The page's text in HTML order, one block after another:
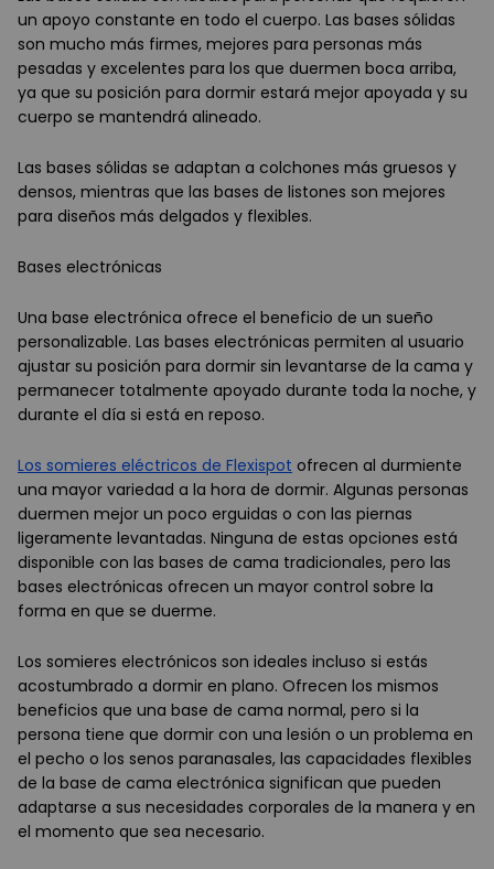
un apoyo constante en todo el cuerpo. Las bases sólidas
son mucho más firmes, mejores para personas más
pesadas y excelentes para los que duermen boca arriba,
ya que su posición para dormir estará mejor apoyada y su
cuerpo se mantendrá alineado.
Las bases sólidas se adaptan a colchones más gruesos y
densos, mientras que las bases de listones son mejores
para diseños más delgados y flexibles.
Bases electrónicas
Una base electrónica ofrece el beneficio de un sueño
personalizable. Las bases electrónicas permiten al usuario
ajustar su posición para dormir sin levantarse de la cama y
permanecer totalmente apoyado durante toda la noche, y
durante el día si está en reposo.
Los somieres eléctricos de Flexispot ofrecen al durmiente
una mayor variedad a la hora de dormir. Algunas personas
duermen mejor un poco erguidas o con las piernas
ligeramente levantadas. Ninguna de estas opciones está
disponible con las bases de cama tradicionales, pero las
bases electrónicas ofrecen un mayor control sobre la
forma en que se duerme.
Los somieres electrónicos son ideales incluso si estás
acostumbrado a dormir en plano. Ofrecen los mismos
beneficios que una base de cama normal, pero si la
persona tiene que dormir con una lesión o un problema en
el pecho o los senos paranasales, las capacidades flexibles
de la base de cama electrónica significan que pueden
adaptarse a sus necesidades corporales de la manera y en
el momento que sea necesario.